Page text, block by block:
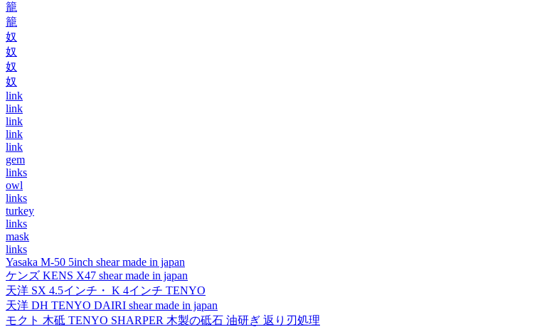
籠
籠
奴
奴
奴
奴
link
link
link
link
link
gem
links
owl
links
turkey
links
mask
links
Yasaka M-50 5inch shear made in japan
ケンズ KENS X47 shear made in japan
天洋 SX 4.5インチ・ K 4インチ TENYO
天洋 DH TENYO DAIRI shear made in japan
モクト 木砥 TENYO SHARPER 木製の砥石 油研ぎ 返り刃処理